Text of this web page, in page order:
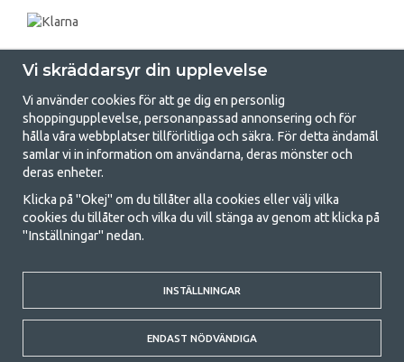
GetCamping.se - Din butik för camping
och uteliv
Att campa kan antingen vara en livsstil eller ett sätt att samla familjen
för ett gemensamt äventyr. Oavsett vilken kategori du tillhör hittar du
med att campa så därför erbjuder vi riktigt bra priser på familjetält,
husvagnstält och all annan utrustning för camping och friluftsliv. Vårt
mål är att i varje priskategori erbjuda den bästa campingutrustningen
gällande kvalitet och funktionalitet. Ta gärna kontakt med oss om det
är något du saknar eller vill veta mer om.
Vi skräddarsyr din upplevelse
Vi använder cookies för att ge dig en personlig
shoppingupplevelse, personanpassad annonsering och för
hålla våra webbplatser tillförlitliga och säkra. För detta ändamål
samlar vi in information om användarna, deras mönster och
deras enheter.
Klicka på "Okej" om du tillåter alla cookies eller välj vilka
cookies du tillåter och vilka du vill stänga av genom att klicka på
"Inställningar" nedan.
INSTÄLLNINGAR
ENDAST NÖDVÄNDIGA